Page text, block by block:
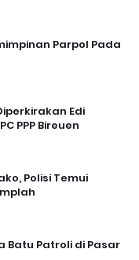
Parpol Pada
Edi
PPP Bireuen
Polisi Temui
Batu Patroli di Pasar